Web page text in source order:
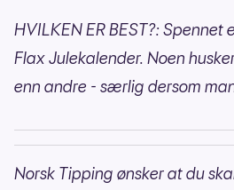
HVILKEN ER BEST?: Spennet
Flax Julekalender. Noen
enn andre - særlig dersom
Norsk Tipping ønsker at du